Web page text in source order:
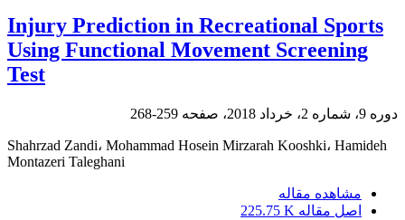
Injury Prediction in Recreational Sports
Using Functional Movement Screening
Test
دوره 9، شماره 2، خرداد 2018، صفحه 259-268
Shahrzad Zandi، Mohammad Hosein Mirzarah Kooshki، Hamideh
Montazeri Taleghani
مشاهده مقاله
اصل مقاله 225.75 K